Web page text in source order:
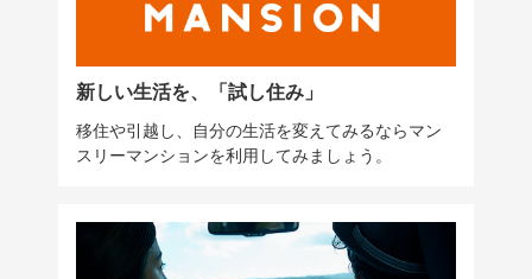
新しい生活を、「試し住み」
移住や引越し、自分の生活を変えてみるならマン
スリーマンションを利用してみましょう。